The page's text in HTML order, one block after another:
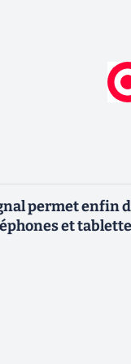
permet enfin
et